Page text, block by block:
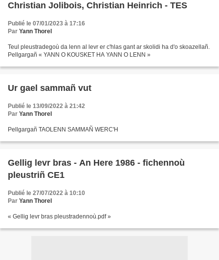
Christian Jolibois, Christian Heinrich - TES
Publié le 07/01/2023 à 17:16
Par Yann Thorel
Teul pleustradegoù da lenn al levr er c'hlas gant ar skolidi ha d'o skoazellañ.
Pellgargañ « YANN O KOUSKET HA YANN O LENN »
Ur gael sammañ vut
Publié le 13/09/2022 à 21:42
Par Yann Thorel
Pellgargañ TAOLENN SAMMAÑ WERC'H
Gellig levr bras - An Here 1986 - fichennoù
pleustriñ CE1
Publié le 27/07/2022 à 10:10
Par Yann Thorel
« Gellig levr bras pleustradennoù.pdf »